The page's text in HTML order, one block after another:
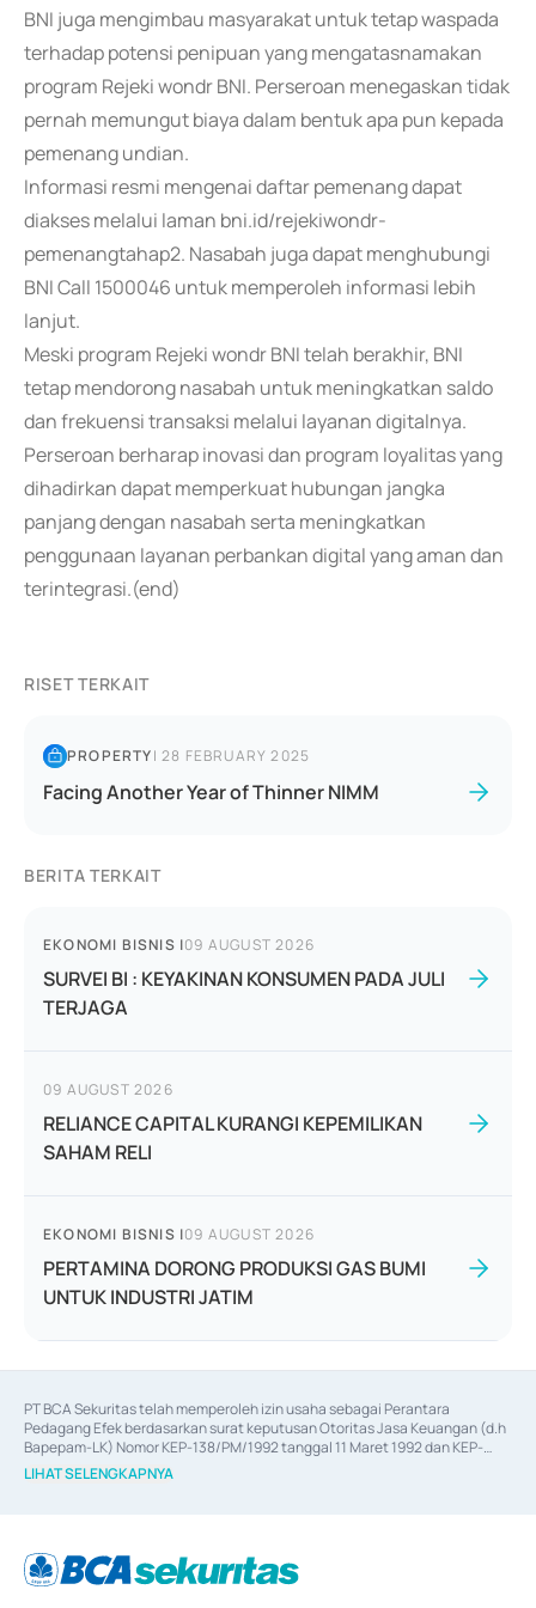
BNI juga mengimbau masyarakat untuk tetap waspada
terhadap potensi penipuan yang mengatasnamakan
program Rejeki wondr BNI. Perseroan menegaskan tidak
pernah memungut biaya dalam bentuk apa pun kepada
pemenang undian.
Informasi resmi mengenai daftar pemenang dapat
diakses melalui laman bni.id/rejekiwondr-
pemenangtahap2. Nasabah juga dapat menghubungi
BNI Call 1500046 untuk memperoleh informasi lebih
lanjut.
Meski program Rejeki wondr BNI telah berakhir, BNI
tetap mendorong nasabah untuk meningkatkan saldo
dan frekuensi transaksi melalui layanan digitalnya.
Perseroan berharap inovasi dan program loyalitas yang
dihadirkan dapat memperkuat hubungan jangka
panjang dengan nasabah serta meningkatkan
penggunaan layanan perbankan digital yang aman dan
terintegrasi.(end)
RISET TERKAIT
PROPERTY|28 FEBRUARY 2025
Facing Another Year of Thinner NIMM
BERITA TERKAIT
EKONOMI BISNIS |09 AUGUST 2026
SURVEI BI : KEYAKINAN KONSUMEN PADA JULI
TERJAGA
09 AUGUST 2026
RELIANCE CAPITAL KURANGI KEPEMILIKAN
SAHAM RELI
EKONOMI BISNIS |09 AUGUST 2026
PERTAMINA DORONG PRODUKSI GAS BUMI
UNTUK INDUSTRI JATIM
PT BCA Sekuritas telah memperoleh izin usaha sebagai Perantara
Pedagang Efek berdasarkan surat keputusan Otoritas Jasa Keuangan (d.h
Bapepam-LK) Nomor KEP-138/PM/1992 tanggal 11 Maret 1992 dan KEP-
06/D.04/2014 tanggal 28 Februari 2014, izin usaha sebagai Penjamin Emisi
Efek berdasarkan surat keputusan Otoritas Jasa Keuangan Nomor KEP-
berdasarkan surat keputusan Otoritas Jasa Keuangan Nomor S-
67/PM.21/2017 tanggal 3 Februari 2017, dan beberapa izin usaha lainnya
LIHAT SELENGKAPNYA